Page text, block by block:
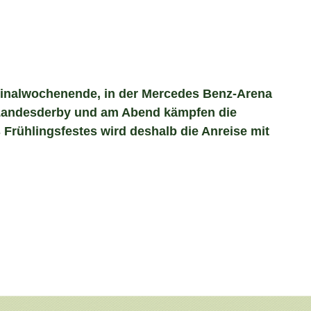
in der Mercedes Benz-Arena
und am Abend kämpfen die
wird deshalb die Anreise mit